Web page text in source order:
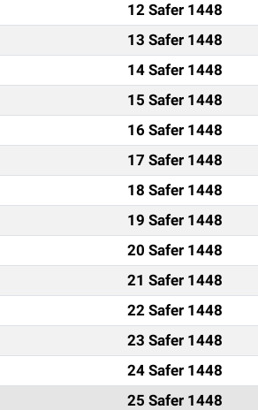
12 Safer 1448
13 Safer 1448
14 Safer 1448
15 Safer 1448
16 Safer 1448
17 Safer 1448
18 Safer 1448
19 Safer 1448
20 Safer 1448
21 Safer 1448
22 Safer 1448
23 Safer 1448
24 Safer 1448
25 Safer 1448